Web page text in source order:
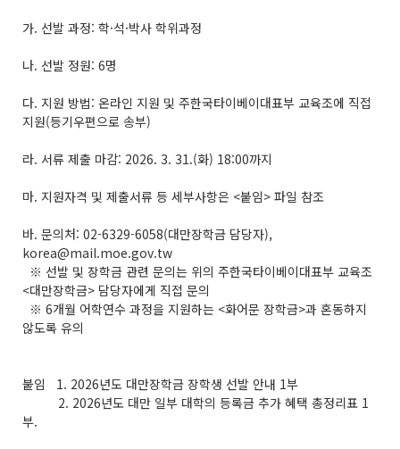
가. 선발 과정: 학·석·박사 학위과정
나. 선발 정원: 6명
다. 지원 방법: 온라인 지원 및 주한국타이베이대표부 교육조에 직접
지원(등기우편으로 송부)
라. 서류 제출 마감: 2026. 3. 31.(화) 18:00까지
마. 지원자격 및 제출서류 등 세부사항은 <붙임> 파일 참조
바. 문의처: 02-6329-6058(대만장학금 담당자),
korea@mail.moe.gov.tw
※ 선발 및 장학금 관련 문의는 위의 주한국타이베이대표부 교육조
<대만장학금> 담당자에게 직접 문의
※ 6개월 어학연수 과정을 지원하는 <화어문 장학금>과 혼동하지
않도록 유의
붙임 1. 2026년도 대만장학금 장학생 선발 안내 1부
2. 2026년도 대만 일부 대학의 등록금 추가 혜택 총정리표 1
부.